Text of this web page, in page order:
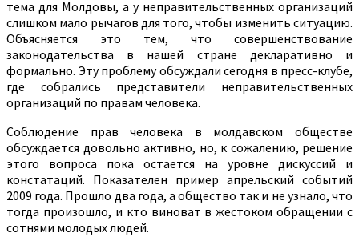
тема для Молдовы, а у неправительственных организаций
слишком мало рычагов для того, чтобы изменить ситуацию.
Объясняется это тем, что совершенствование
законодательства в нашей стране декларативно и
формально. Эту проблему обсуждали сегодня в пресс-клубе,
где собрались представители неправительственных
организаций по правам человека.
Соблюдение прав человека в молдавском обществе
обсуждается довольно активно, но, к сожалению, решение
этого вопроса пока остается на уровне дискуссий и
констатаций. Показателен пример апрельский событий
2009 года. Прошло два года, а общество так и не узнало, что
тогда произошло, и кто виноват в жестоком обращении с
сотнями молодых людей.